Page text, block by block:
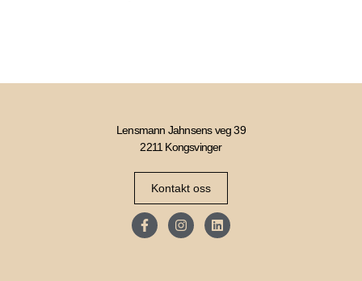
Lensmann Jahnsens veg 39
2211 Kongsvinger
Kontakt oss